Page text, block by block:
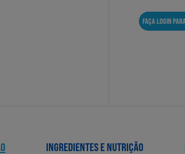
FAÇA LOGIN
INGREDIENTES E NUTRIÇÃO